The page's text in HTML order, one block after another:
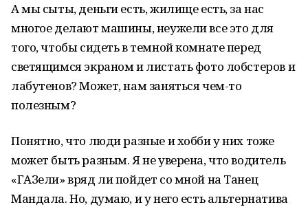
А мы сыты, деньги есть, жилище есть, за нас
многое делают машины, неужели все это для
того, чтобы сидеть в темной комнате перед
светящимся экраном и листать фото лобстеров и
лабутенов? Может, нам заняться чем-то
полезным?
Понятно, что люди разные и хобби у них тоже
может быть разным. Я не уверена, что водитель
«ГАЗели» вряд ли пойдет со мной на Танец
Мандала. Но, думаю, и у него есть альтернатива